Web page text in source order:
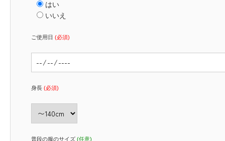
はい
いいえ
ご使用日 (必須)
身長 (必須)
普段の服のサイズ (任意)